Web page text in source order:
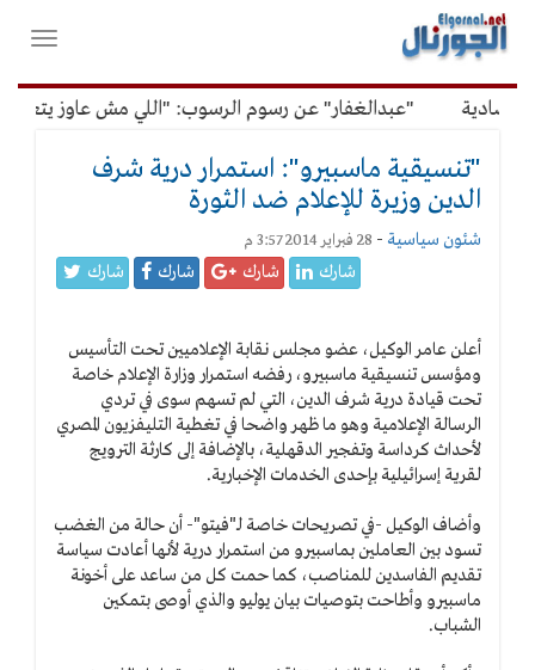
القائمة
الرئيسية
فتح
"عبدالغفار" عن رسوم الرسوب: "اللي مش عاوز يتعلم
"تنسيقية ماسبيرو": استمرار درية شرف
الدين وزيرة للإعلام ضد الثورة
شئون سياسية - 28 فبراير 2014 3:57 م
شارك شارك شارك شارك
أعلن عامر الوكيل، عضو مجلس نقابة الإعلاميين تحت التأسيس
ومؤسس تنسيقية ماسبيرو، رفضه استمرار وزارة الإعلام خاصة
تحت قيادة درية شرف الدين، التي لم تسهم سوى في تردي
الرسالة الإعلامية وهو ما ظهر واضحا في تغطية التليفزيون المصري
لأحداث كرداسة وتفجير الدقهلية، بالإضافة إلى كارثة الترويج
لقرية إسرائيلية بإحدى الخدمات الإخبارية.
وأضاف الوكيل -في تصريحات خاصة لـ"فيتو"- أن حالة من الغضب
تسود بين العاملين بماسبيرو من استمرار درية لأنها أعادت سياسة
تقديم الفاسدين للمناصب، كما حمت كل من ساعد على أخونة
ماسبيرو وأطاحت بتوصيات بيان يوليو والذي أوصى بتمكين
الشباب.